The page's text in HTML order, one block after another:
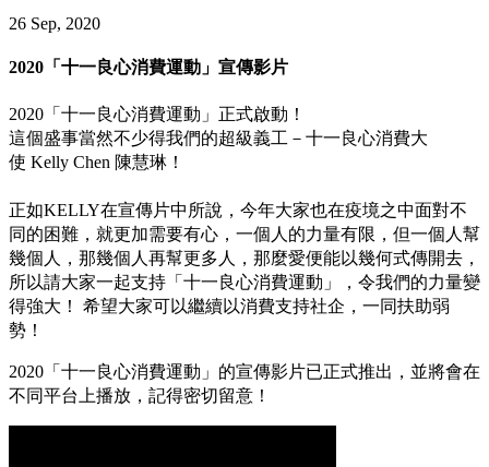
26 Sep, 2020
2020「十一良心消費運動」宣傳影片
2020「十一良心消費運動」正式啟動！
這個盛事當然不少得我們的超級義工－十一良心消費大
使 Kelly Chen 陳慧琳！
正如KELLY在宣傳片中所說，今年大家也在疫境之中面對不
同的困難，就更加需要有心，一個人的力量有限，但一個人幫
幾個人，那幾個人再幫更多人，那麼愛便能以幾何式傳開去，
所以請大家一起支持「十一良心消費運動」，令我們的力量變
得強大！ 希望大家可以繼續以消費支持社企，一同扶助弱
勢！
2020「十一良心消費運動」的宣傳影片已正式推出，並將會在
不同平台上播放，記得密切留意！